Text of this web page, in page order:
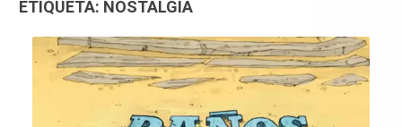
ETIQUETA: NOSTALGIA